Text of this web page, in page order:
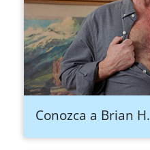
Conozca a Brian H.